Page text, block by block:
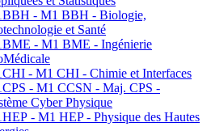
- M1 BBH - Biologie,
et Santé
- M1 BME - Ingénierie
- M1 CHI - Chimie et Interfaces
- M1 CCSN - Maj. CPS -
Cyber Physique
- M1 HEP - Physique des Hautes